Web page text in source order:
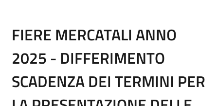
FIERE MERCATALI ANNO
2025 - DIFFERIMENTO
SCADENZA DEI TERMINI PER